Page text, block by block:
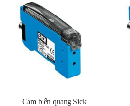
Cảm biến quang Sick